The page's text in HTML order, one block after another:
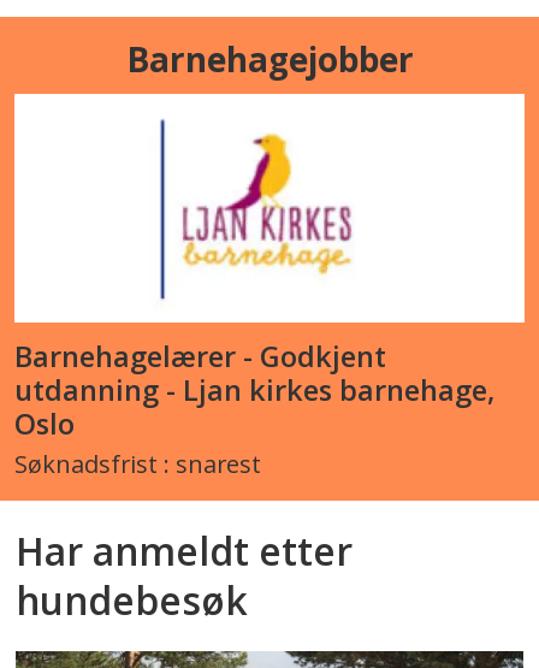
Barnehagejobber
Barnehagelærer - Godkjent
utdanning - Ljan kirkes barnehage,
Oslo
Søknadsfrist : snarest
Har anmeldt etter
hundebesøk